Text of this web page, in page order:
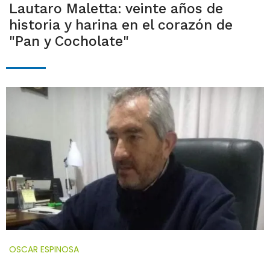
Lautaro Maletta: veinte años de
historia y harina en el corazón de
"Pan y Cocholate"
OSCAR ESPINOSA